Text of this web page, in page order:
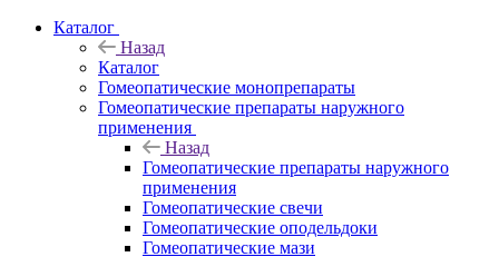
Каталог
Назад
Каталог
Гомеопатические монопрепараты
Гомеопатические препараты наружного
применения
Назад
Гомеопатические препараты наружного
применения
Гомеопатические свечи
Гомеопатические оподельдоки
Гомеопатические мази